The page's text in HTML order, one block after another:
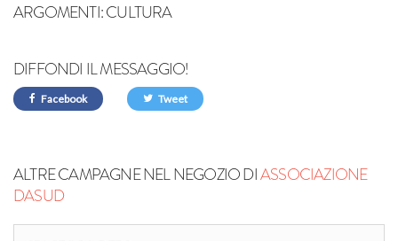
ARGOMENTI:CULTURA
DIFFONDI IL MESSAGGIO!
Facebook Tweet
ALTRE CAMPAGNE NEL NEGOZIO DIASSOCIAZIONE
DASUD